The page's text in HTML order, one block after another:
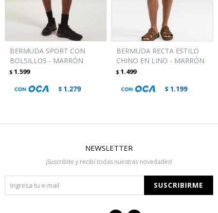
BERMUDA SPORT CON
BOLSILLOS - MARRÓN
$ 1.599
$ 1.279
BERMUDA RECTA ESTILO
CHINO EN LINO - MARRÓN
$ 1.499
$ 1.199
NEWSLETTER
¡Suscribite y recibí todas nuestras novedades!
SUSCRIBIRME